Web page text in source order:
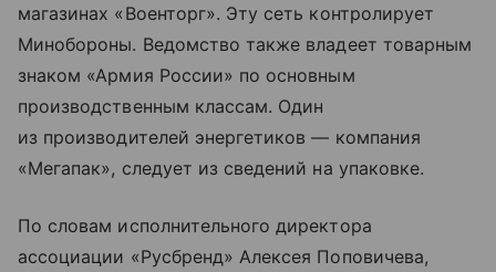
магазинах «Военторг». Эту сеть контролирует
Минобороны. Ведомство также владеет товарным
знаком «Армия России» по основным
производственным классам. Один
из производителей энергетиков — компания
«Мегапак», следует из сведений на упаковке.
По словам исполнительного директора
ассоциации «Русбренд» Алексея Поповичева,